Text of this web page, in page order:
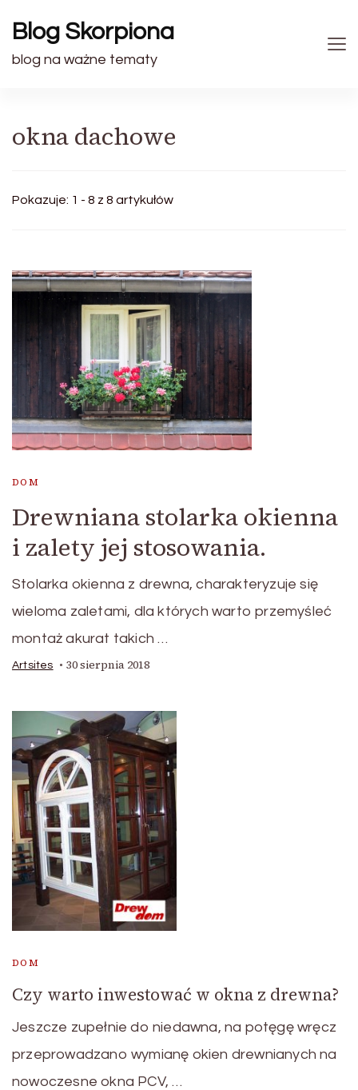
Blog Skorpiona
blog na ważne tematy
okna dachowe
Pokazuje: 1 - 8 z 8 artykułów
DOM
Drewniana stolarka okienna
i zalety jej stosowania.
Stolarka okienna z drewna, charakteryzuje się
wieloma zaletami, dla których warto przemyśleć
montaż akurat takich …
Artsites 30 sierpnia 2018
DOM
Czy warto inwestować w okna z drewna?
Jeszcze zupełnie do niedawna, na potęgę wręcz
przeprowadzano wymianę okien drewnianych na
nowoczesne okna PCV, …